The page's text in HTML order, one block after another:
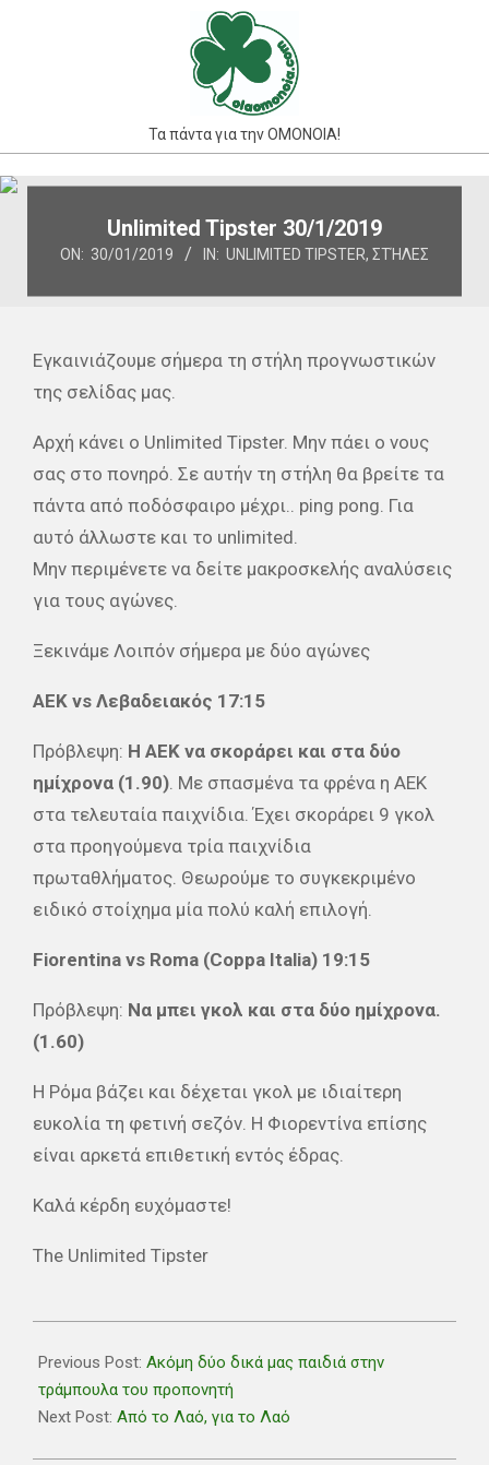
Τα πάντα για την ΟΜΟΝΟΙΑ!
Primary
Unlimited Tipster 30/1/2019
ON: 30/01/2019 IN: UNLIMITED TIPSTER, ΣΤΉΛΕΣ
Εγκαινιάζουμε σήμερα τη στήλη προγνωστικών
της σελίδας μας.
Αρχή κάνει o Unlimited Tipster. Μην πάει ο νους
σας στο πονηρό. Σε αυτήν τη στήλη θα βρείτε τα
πάντα από ποδόσφαιρο μέχρι.. ping pong. Για
αυτό άλλωστε και το unlimited.
Μην περιμένετε να δείτε μακροσκελής αναλύσεις
για τους αγώνες.
Ξεκινάμε Λοιπόν σήμερα με δύο αγώνες
ΑΕΚ vs Λεβαδειακός 17:15
Πρόβλεψη: H AEK να σκοράρει και στα δύο
ημίχρονα (1.90) . Με σπασμένα τα φρένα η ΑΕΚ
στα τελευταία παιχνίδια. Έχει σκοράρει 9 γκολ
στα προηγούμενα τρία παιχνίδια
πρωταθλήματος. Θεωρούμε το συγκεκριμένο
ειδικό στοίχημα μία πολύ καλή επιλογή.
Fiorentina vs Roma (Coppa Italia) 19:15
Πρόβλεψη: Να μπει γκολ και στα δύο ημίχρονα.
(1.60)
Η Ρόμα βάζει και δέχεται γκολ με ιδιαίτερη
ευκολία τη φετινή σεζόν. Η Φιορεντίνα επίσης
είναι αρκετά επιθετική εντός έδρας.
Καλά κέρδη ευχόμαστε!
The Unlimited Tipster
01-
30
Previous Post: Ακόμη δύο δικά μας παιδιά στην
τράμπουλα του προπονητή
Next Post: Από το Λαό, για το Λαό